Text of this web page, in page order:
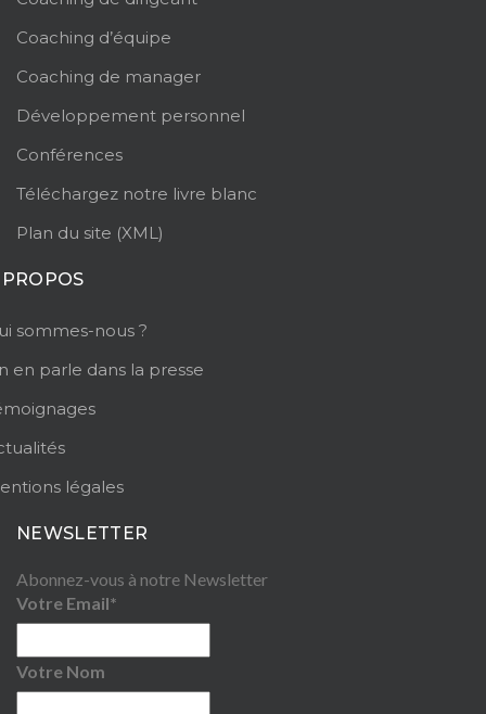
Coaching d’équipe
Coaching de manager
Développement personnel
Conférences
Téléchargez notre livre blanc
Plan du site (XML)
sommes-nous ?
en parle dans la presse
légales
NEWSLETTER
Abonnez-vous à notre Newsletter
Votre Email*
Votre Nom